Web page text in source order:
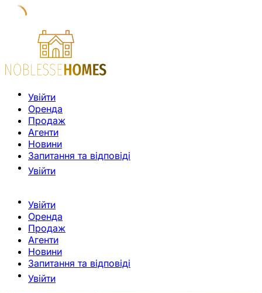
Увійти
Оренда
Продаж
Агенти
Новини
Запитання та відповіді
Увійти
Увійти
Оренда
Продаж
Агенти
Новини
Запитання та відповіді
Увійти